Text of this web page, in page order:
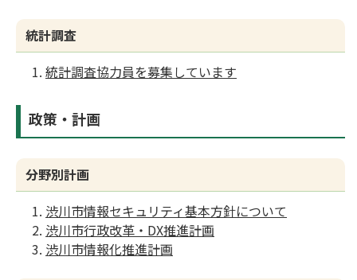
統計調査
統計調査協力員を募集しています
政策・計画
分野別計画
渋川市情報セキュリティ基本方針について
渋川市行政改革・DX推進計画
渋川市情報化推進計画